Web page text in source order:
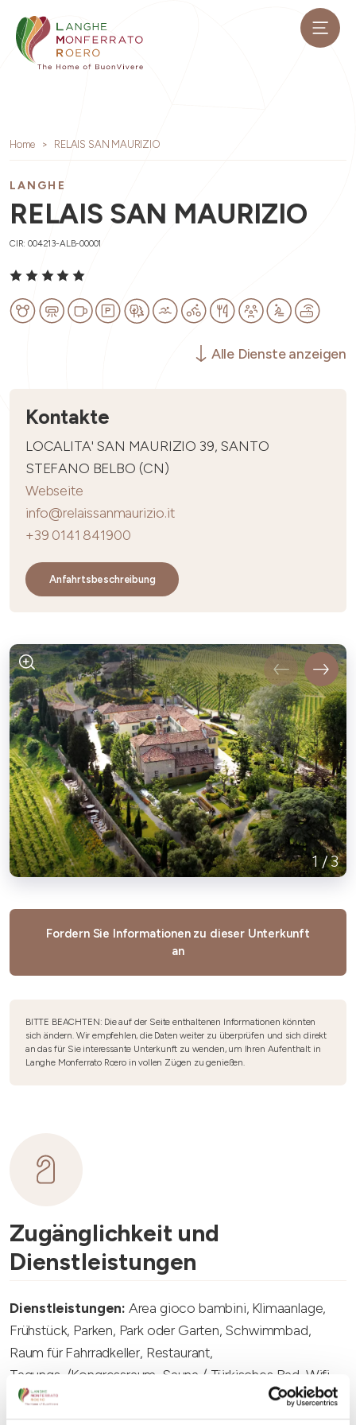
Home RELAIS SAN MAURIZIO
LANGHE
RELAIS SAN MAURIZIO
CIR: 004213-ALB-00001
Alle Dienste anzeigen
Kontakte
LOCALITA' SAN MAURIZIO 39, SANTO
STEFANO BELBO (CN)
Webseite
info@relaissanmaurizio.it
+39 0141 841900
Anfahrtsbeschreibung
1/3
Fordern Sie Informationen zu dieser Unterkunft
an
BITTE BEACHTEN: Die auf der Seite enthaltenen Informationen könnten
sich ändern. Wir empfehlen, die Daten weiter zu überprüfen und sich direkt
an das für Sie interessante Unterkunft zu wenden, um Ihren Aufenthalt in
Langhe Monferrato Roero in vollen Zügen zu genießen.
Zugänglichkeit und
Dienstleistungen
Dienstleistungen: Area gioco bambini, Klimaanlage,
Frühstück, Parken, Park oder Garten, Schwimmbad,
Raum für Fahrradkeller, Restaurant,
Tagungs-/Kongressraum, Sauna / Türkisches Bad, Wifi